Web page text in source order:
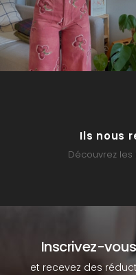
Ils nous
Découvrez
Inscrivez-
et recevez des